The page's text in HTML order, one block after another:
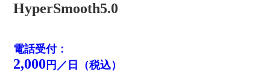
HyperSmooth5.0
電話受付：
2,000 円／日（税込）